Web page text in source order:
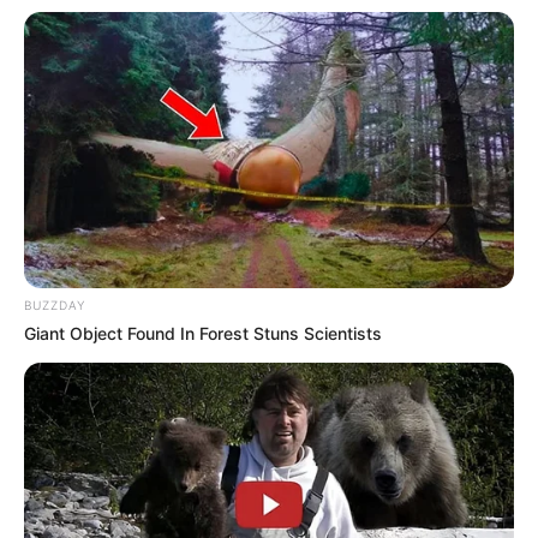
Outro destaque do evento foi a participação da Banda de Música
antes do início da cerimônia bem como os Hinos Nacional e de
Patos de Minas.
O Título Honorífico de Cidadão Patensetem a missão honrosa
de abraçar e adotar oficialmente pessoas que, embora não tenham
nascido em Patos de Minas, devotam suas ações pelo progresso e
desenvolvimento da nossa comunidade. Personalidades essas que
BUZZDAY
Giant Object Found In Forest Stuns Scientists